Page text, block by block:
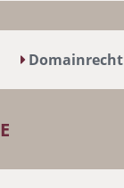
Domainrecht
E